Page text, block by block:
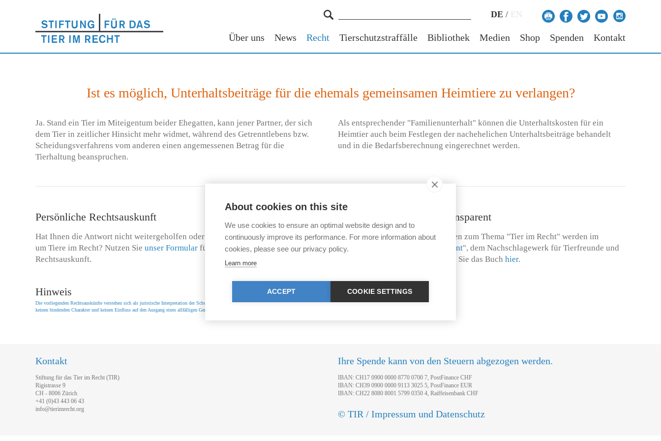
DE / EN
Über uns News Recht Tierschutzstraffälle Bibliothek Medien Shop Spenden Kontakt
Ist es möglich, Unterhaltsbeiträge für die ehemals gemeinsamen Heimtiere zu verlangen?
Ja. Stand ein Tier im Miteigentum beider Ehegatten, kann jener Partner, der sich
dem Tier in zeitlicher Hinsicht mehr widmet, während des Getrenntlebens bzw.
Scheidungsverfahrens vom anderen einen angemessenen Betrag für die
Tierhaltung beanspruchen.
Als entsprechender "Familienunterhalt" können die Unterhaltskosten für ein
Heimtier auch beim Festlegen der nachehelichen Unterhaltsbeiträge behandelt
und in die Bedarfsberechnung eingerechnet werden.
Persönliche Rechtsauskunft
Hat Ihnen die Antwort nicht weitergeholfen oder haben Sie weitere Fragen rund
um Tiere im Recht? Nutzen Sie unser Formular für eine kostenlose
Rechtsauskunft.
Ratgeber Tier im Recht transparent
Die 500 häufigsten Fragestellungen zum Thema "Tier im Recht" werden im
Ratgeber "
Tier im Recht transparent", dem Nachschlagewerk für Tierfreunde und
Tierhaltende, behandelt. Bestellen Sie das Buch hier.
Hinweis
Die vorliegenden Rechtsauskünfte verstehen sich als juristische Interpretation der Schweizer Rechtsnormen durch Tier im Recht (TIR). Sie haben
keinen bindenden Charakter und keinen Einfluss auf den Ausgang eines allfälligen Gerichtsverfahrens.
Kontakt
Stiftung für das Tier im Recht (TIR)
Rigistrasse 9
CH - 8006 Zürich
+41 (0)43 443 06 43
info@tierimrecht.org
Ihre Spende kann von den Steuern abgezogen werden.
IBAN: CH17 0900 0000 8770 0700 7, PostFinance CHF
IBAN: CH39 0900 0000 9113 3025 5, PostFinance EUR
IBAN: CH22 8080 8001 5799 0350 4, Raiffeisenbank CHF
© TIR / Impressum und Datenschutz
About cookies on this site
We use cookies to ensure an optimal website design and to
continuously improve its performance. For more information about
cookies, please see our privacy policy.
Learn more
ACCEPT COOKIE SETTINGS